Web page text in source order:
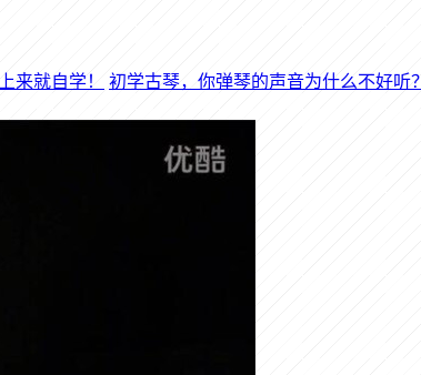
初学古琴，你弹琴的声音为什么不好听？